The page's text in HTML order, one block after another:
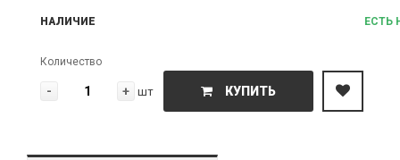
НАЛИЧИЕ ЕСТЬ
Количество
- + шт КУПИТЬ